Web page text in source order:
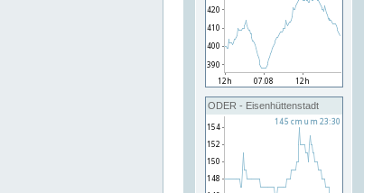
ODER - Eisenhüttenstadt